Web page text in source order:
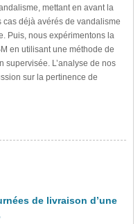
mettant en avant la
déjà avérés de vandalisme
Puis, nous expérimentons la
en utilisant une méthode de
supervisée. L’analyse de nos
sur la pertinence de
de livraison d’une